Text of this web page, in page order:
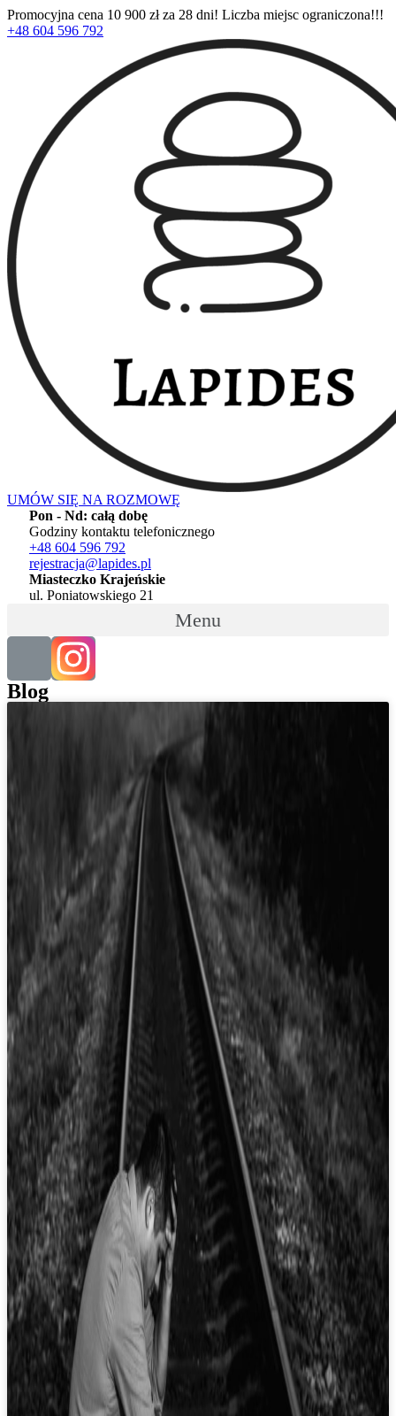
Promocyjna cena 10 900 zł za 28 dni! Liczba miejsc ograniczona!!!
+48 604 596 792
UMÓW SIĘ NA ROZMOWĘ
Pon - Nd: całą dobę
Godziny kontaktu telefonicznego
+48 604 596 792
rejestracja@lapides.pl
Miasteczko Krajeńskie
ul. Poniatowskiego 21
Menu
Blog